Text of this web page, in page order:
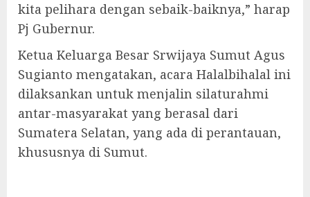
kita pelihara dengan sebaik-baiknya,” harap
Pj Gubernur.
Ketua Keluarga Besar Srwijaya Sumut Agus
Sugianto mengatakan, acara Halalbihalal ini
dilaksankan untuk menjalin silaturahmi
antar-masyarakat yang berasal dari
Sumatera Selatan, yang ada di perantauan,
khususnya di Sumut.